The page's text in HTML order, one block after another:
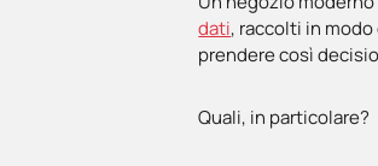
dati, raccolti in
prendere così
Quali, in particolare?